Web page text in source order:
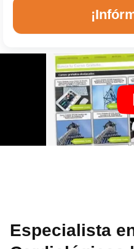
Especialista